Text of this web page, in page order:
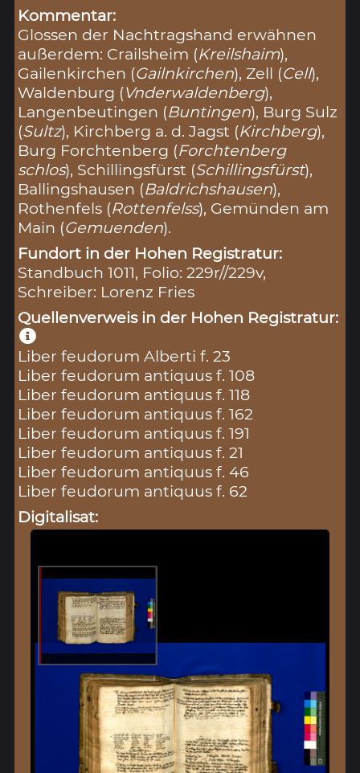
Kommentar:
Glossen der Nachtragshand erwähnen
außerdem: Crailsheim (Kreilshaim),
Gailenkirchen (Gailnkirchen), Zell (Cell),
Waldenburg (Vnderwaldenberg),
Langenbeutingen (Buntingen), Burg Sulz
(Sultz), Kirchberg a. d. Jagst (Kirchberg),
Burg Forchtenberg (Forchtenberg
schlos), Schillingsfürst (Schillingsfürst),
Ballingshausen (Baldrichshausen),
Rothenfels (Rottenfelss), Gemünden am
Main (Gemuenden).
Fundort in der Hohen Registratur:
Standbuch 1011, Folio: 229r//229v,
Schreiber: Lorenz Fries
Quellenverweis in der Hohen Registratur:
Liber feudorum Alberti f. 23
Liber feudorum antiquus f. 108
Liber feudorum antiquus f. 118
Liber feudorum antiquus f. 162
Liber feudorum antiquus f. 191
Liber feudorum antiquus f. 21
Liber feudorum antiquus f. 46
Liber feudorum antiquus f. 62
Digitalisat: